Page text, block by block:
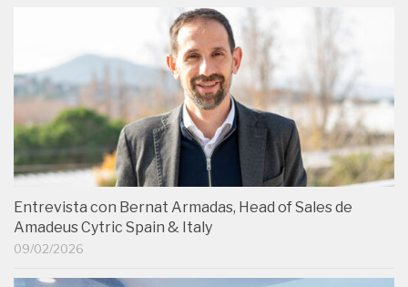
Entrevista con Bernat Armadas, Head of Sales de
Amadeus Cytric Spain & Italy
09/02/2026